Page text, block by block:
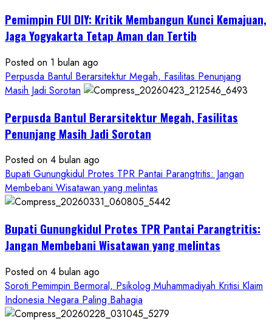
KDMP
Rp1,6
Diduga
Hanya
Separuhnya
Cair
ke
Ketum
PWRI
RI
Minta
Resmi
Pemimpin FUI DIY: Kritik Membangun Kunci Kemajuan,
Jaga Yogyakarta Tetap Aman dan Tertib
Posted on 1 bulan ago
Perpusda Bantul Berarsitektur Megah, Fasilitas Penunjang
Masih Jadi Sorotan
Perpusda Bantul Berarsitektur Megah, Fasilitas
Penunjang Masih Jadi Sorotan
Posted on 4 bulan ago
Bupati Gunungkidul Protes TPR Pantai Parangtritis: Jangan
Membebani Wisatawan yang melintas
Bupati Gunungkidul Protes TPR Pantai Parangtritis:
Jangan Membebani Wisatawan yang melintas
Posted on 4 bulan ago
Soroti Pemimpin Bermoral, Psikolog Muhammadiyah Kritisi Klaim
Indonesia Negara Paling Bahagia